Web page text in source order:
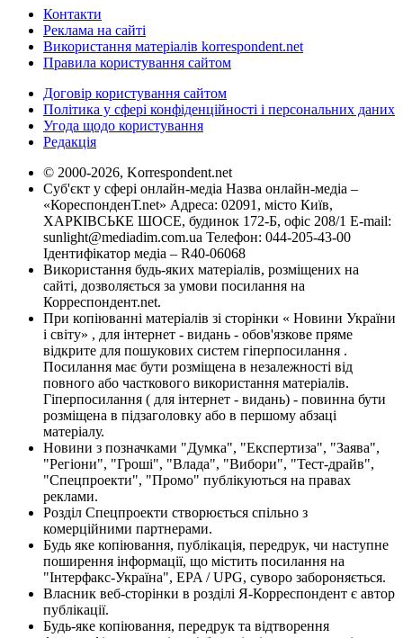
Контакти
Реклама на сайті
Використання матеріалів korrespondent.net
Правила користування сайтом
Договір користування сайтом
Політика у сфері конфіденційності і персональних даних
Угода щодо користування
Редакція
© 2000-2026, Korrespondent.net
Суб'єкт у сфері онлайн-медіа Назва онлайн-медіа –
«КореспонденТ.net» Адреса: 02091, місто Київ,
ХАРКІВСЬКЕ ШОСЕ, будинок 172-Б, офіс 208/1 E-mail:
sunlight@mediadim.com.ua Телефон: 044-205-43-00
Ідентифікатор медіа – R40-06068
Використання будь-яких матеріалів, розміщених на
сайті, дозволяється за умови посилання на
Корреспондент.net.
При копіюванні матеріалів зі сторінки « Новини України
і світу» , для інтернет - видань - обов'язкове пряме
відкрите для пошукових систем гіперпосилання .
Посилання має бути розміщена в незалежності від
повного або часткового використання матеріалів.
Гіперпосилання ( для інтернет - видань) - повинна бути
розміщена в підзаголовку або в першому абзаці
матеріалу.
Новини з позначками "Думка", "Експертиза", "Заява",
"Регіони", "Гроші", "Влада", "Вибори", "Тест-драйв",
"Спецпроекти", "Промо" публікуються на правах
реклами.
Розділ Спецпроекти створюється спільно з
комерційними партнерами.
Будь яке копіювання, публікація, передрук, чи наступне
поширення інформації, що містить посилання на
"Інтерфакс-Україна", EPA / UPG, суворо забороняється.
Власник веб-сторінки в розділі Я-Корреспондент є автор
публікації.
Будь-яке копіювання, передрук та відтворення